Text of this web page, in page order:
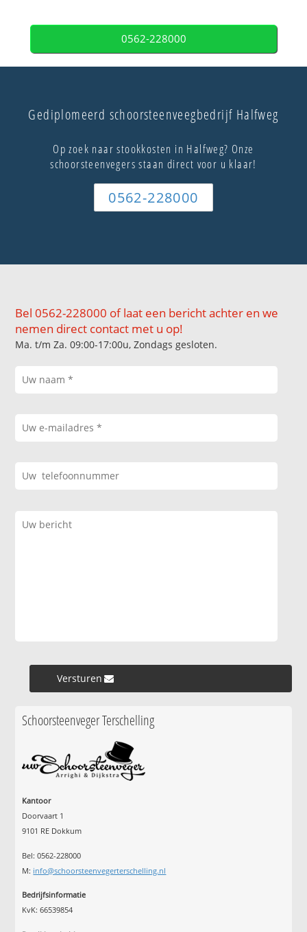
0562-228000
Gediplomeerd schoorsteenveegbedrijf Halfweg
Op zoek naar stookkosten in Halfweg? Onze
schoorsteenvegers staan direct voor u klaar!
0562-228000
Bel 0562-228000 of laat een bericht achter en we
nemen direct contact met u op!
Ma. t/m Za. 09:00-17:00u, Zondags gesloten.
Versturen »
Schoorsteenveger Terschelling
Kantoor
Doorvaart 1
9101 RE Dokkum
Bel: 0562-228000
M: info@schoorsteenvegerterschelling.nl
Bedrijfsinformatie
KvK: 66539854